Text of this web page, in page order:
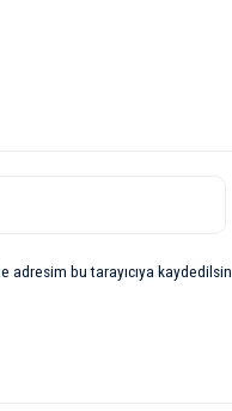
adresim bu tarayıcıya kaydedilsin.